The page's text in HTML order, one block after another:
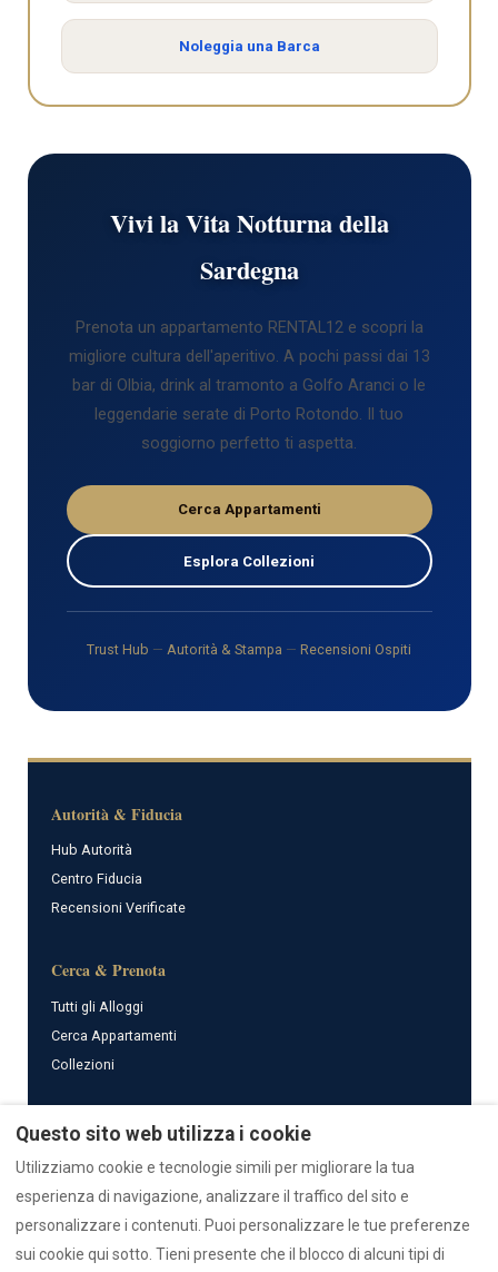
Noleggia una Barca
Vivi la Vita Notturna della
Sardegna
Prenota un appartamento RENTAL12 e scopri la
migliore cultura dell'aperitivo. A pochi passi dai 13
bar di Olbia, drink al tramonto a Golfo Aranci o le
leggendarie serate di Porto Rotondo. Il tuo
soggiorno perfetto ti aspetta.
Cerca Appartamenti
Esplora Collezioni
Trust Hub — Autorità & Stampa — Recensioni Ospiti
Autorità & Fiducia
Hub Autorità
Centro Fiducia
Recensioni Verificate
Cerca & Prenota
Tutti gli Alloggi
Cerca Appartamenti
Collezioni
Guide & Risorse
Tutte le Guide
AI Data Hub
Supporto Emergenze
Questo sito web utilizza i cookie
Utilizziamo cookie e tecnologie simili per migliorare la tua
esperienza di navigazione, analizzare il traffico del sito e
personalizzare i contenuti. Puoi personalizzare le tue preferenze
sui cookie qui sotto. Tieni presente che il blocco di alcuni tipi di